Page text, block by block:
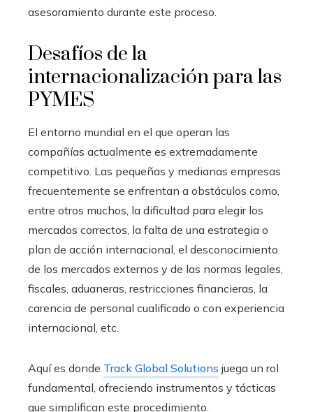
asesoramiento durante este proceso.
Desafíos de la
internacionalización para las
PYMES
El entorno mundial en el que operan las
compañías actualmente es extremadamente
competitivo. Las pequeñas y medianas empresas
frecuentemente se enfrentan a obstáculos como,
entre otros muchos, la dificultad para elegir los
mercados correctos, la falta de una estrategia o
plan de acción internacional, el desconocimiento
de los mercados externos y de las normas legales,
fiscales, aduaneras, restricciones financieras, la
carencia de personal cualificado o con experiencia
internacional, etc.
Aquí es donde Track Global Solutions juega un rol
fundamental, ofreciendo instrumentos y tácticas
que simplifican este procedimiento.